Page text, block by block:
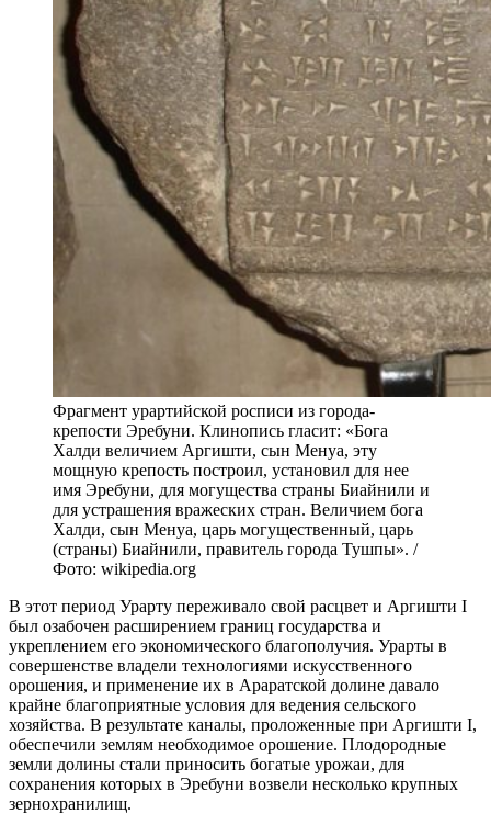
Фрагмент урартийской росписи из города-
крепости Эребуни. Клинопись гласит: «Бога
Халди величием Аргишти, сын Менуа, эту
мощную крепость построил, установил для нее
имя Эребуни, для могущества страны Биайнили и
для устрашения вражеских стран. Величием бога
Халди, сын Менуа, царь могущественный, царь
(страны) Биайнили, правитель города Тушпы». /
Фото: wikipedia.org
В этот период Урарту переживало свой расцвет и Аргишти I
был озабочен расширением границ государства и
укреплением его экономического благополучия. Урарты в
совершенстве владели технологиями искусственного
орошения, и применение их в Араратской долине давало
крайне благоприятные условия для ведения сельского
хозяйства. В результате каналы, проложенные при Аргишти I,
обеспечили землям необходимое орошение. Плодородные
земли долины стали приносить богатые урожаи, для
сохранения которых в Эребуни возвели несколько крупных
зернохранилищ.